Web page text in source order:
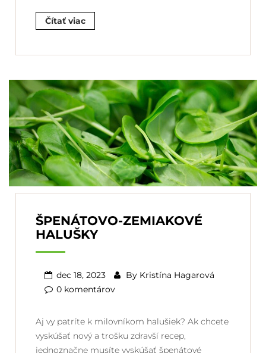
Čítať viac
ŠPENÁTOVO-ZEMIAKOVÉ
HALUŠKY
dec 18, 2023 By Kristína Hagarová
0 komentárov
Aj vy patríte k milovníkom halušiek? Ak chcete
vyskúšať nový a trošku zdravší recep,
jednoznačne musíte vyskúšať špenátové